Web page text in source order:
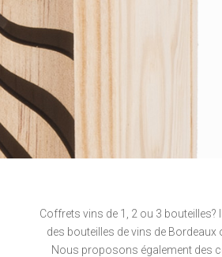
Coffrets vins de 1, 2 ou 3 bouteilles?
des bouteilles de vins de Bordeaux
Nous proposons également des